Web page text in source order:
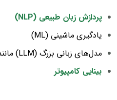
پردازش زبان طبیعی (NLP)
یادگیری ماشینی (ML)
مدل‌های زبانی بزرگ (LLM) مانند
بینایی کامپیوتر